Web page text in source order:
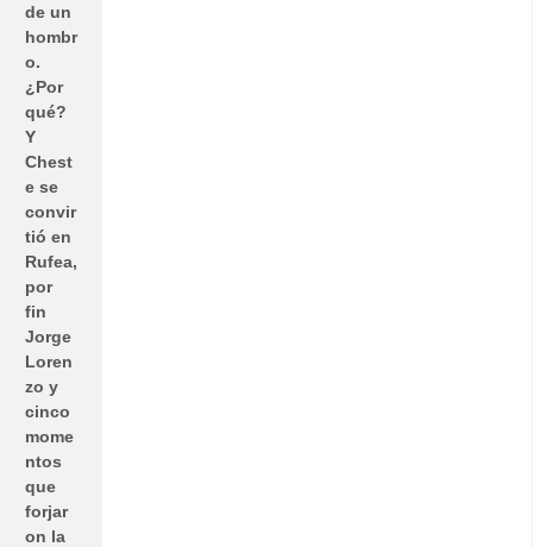
de un
hombr
o.
¿Por
qué?
Y
Chest
e se
convir
tió en
Rufea,
por
fin
Jorge
Loren
zo y
cinco
mome
ntos
que
forjar
on la